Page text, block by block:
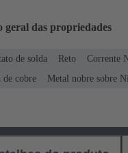
geral das propriedades
de solda Reto Corrente
de cobre
Metal nobre sobre